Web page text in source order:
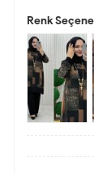
Renk